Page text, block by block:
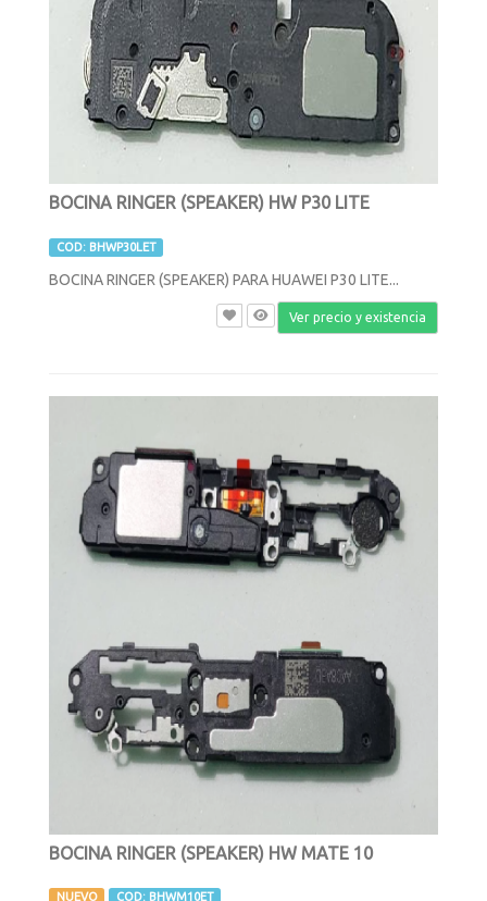
BOCINA RINGER (SPEAKER) HW P30 LITE
COD: BHWP30LET
BOCINA RINGER (SPEAKER) PARA HUAWEI P30 LITE...
Ver precio y existencia
BOCINA RINGER (SPEAKER) HW MATE 10
NUEVO COD: BHWM10ET